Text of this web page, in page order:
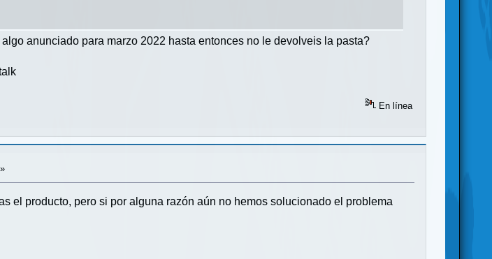
anunciado para marzo 2022 hasta entonces no le devolveis la pasta?
En línea
el producto, pero si por alguna razón aún no hemos solucionado el problema